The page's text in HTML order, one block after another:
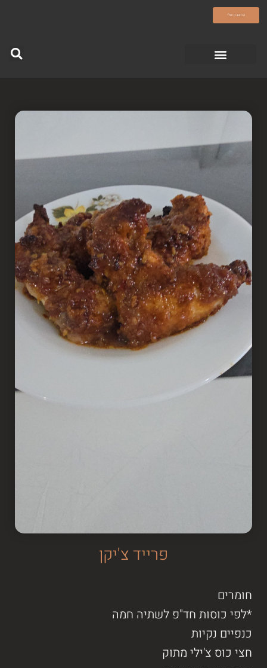
olamatokonline.com
החשבון שלי
פרייד צ'יקן
חומרים
*לפי כוסות חד"פ לשתיה חמה
כנפיים נקיות
חצי כוס צ'ילי מתוק